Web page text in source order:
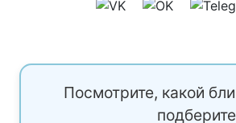
Посмотрите, какой